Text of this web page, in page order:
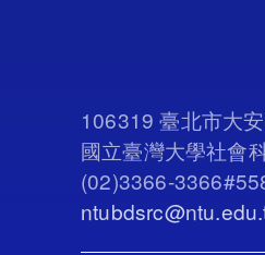
106319 臺北市大
國立臺灣大學社會
(02)3366-